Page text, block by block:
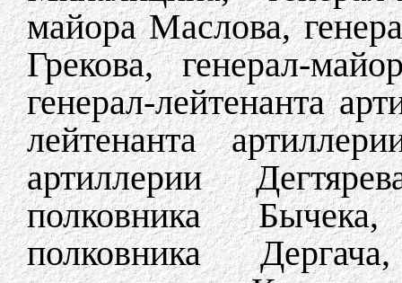
майора Маслова,
Грекова, генерал-
генерал-лейтенанта
лейтенанта
артиллерии
полковника
полковника